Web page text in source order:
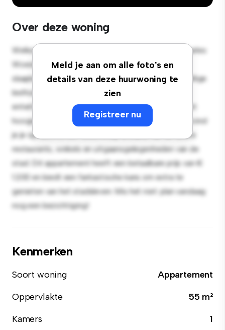
Over deze woning
Meld je aan om alle foto's en
details van deze huurwoning te
zien
Registreer nu
Welkom bij je nieuwe toevluchtsoord in Avenue Charles
Woeste, 306, 609, 1090, Jette! Dit moderne 1-
slaapkamerappartement biedt een stijlvolle en gezellige
leefruimte. De open indeling is perfect voor
entertainment en de strakke keuken is uitgerust met
hoogwaardige apparatuur. Dankzij de toplocatie bevind
je je op slechts een steenworp afstand van de beste
restaurants, winkels en uitgaansgelegenheden van de
stad. Dit appartement heeft een betaalbare prijs van €
1.200 en biedt een fantastische kans om extra te
genieten van het stadsleven. Mis het niet: plan vandaag
nog een bezichtiging!
Kenmerken
Soort woning
Appartement
Oppervlakte
55 m²
Kamers
1